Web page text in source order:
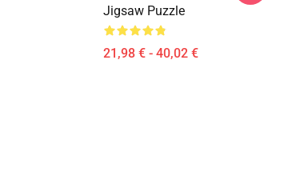
Jigsaw Puzzle
21,98 € - 40,02 €